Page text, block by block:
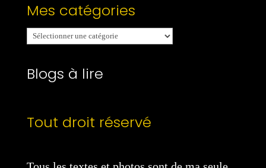
Mes catégories
Mes
catégories
Blogs à lire
Tout droit réservé